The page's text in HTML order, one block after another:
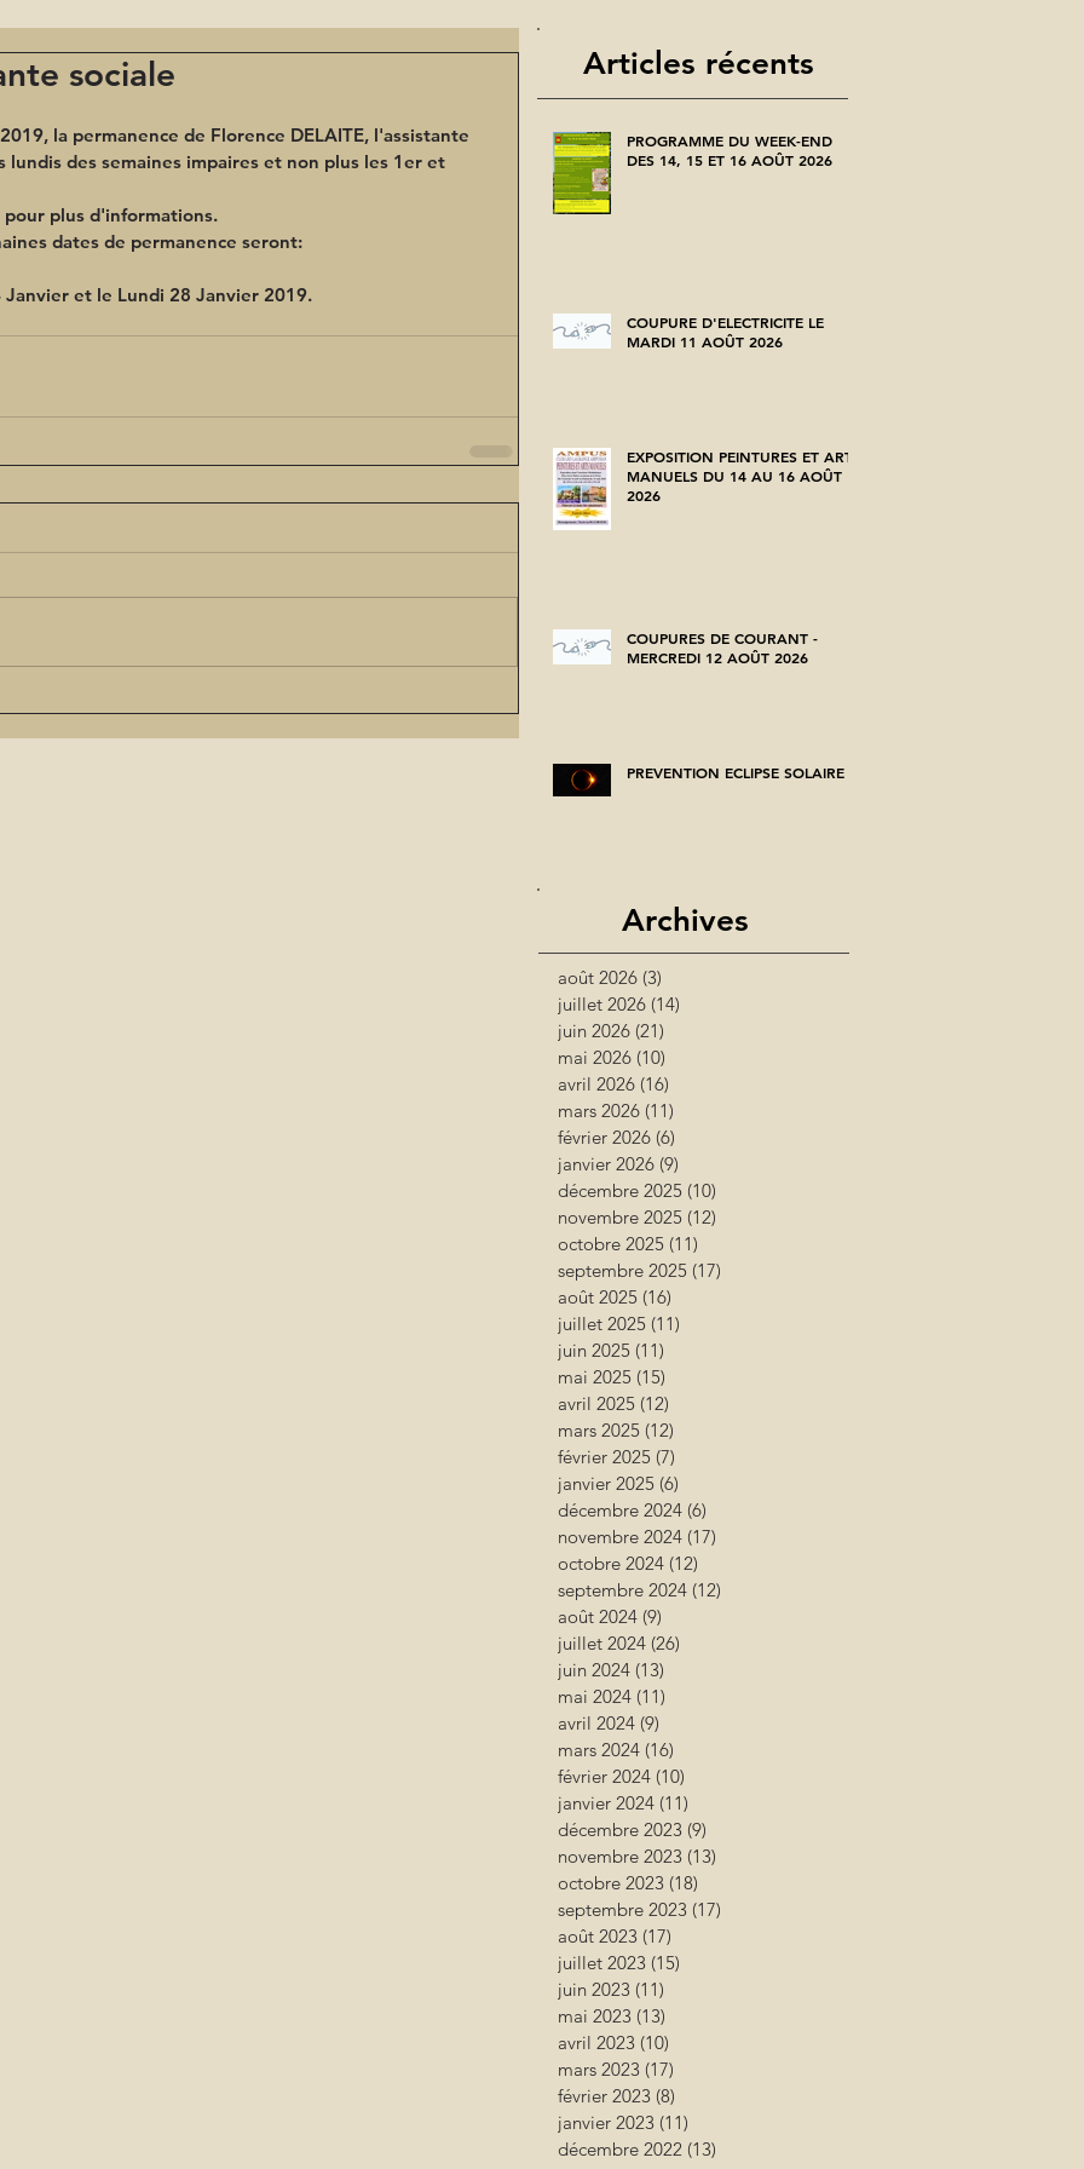
sociale
la permanence de Florence DELAITE, l'assistante
lundis des semaines impaires et non plus les 1er et
plus d'informations.
dates de permanence seront:
Janvier et le Lundi 28 Janvier 2019.
Articles récents
PROGRAMME DU WEEK-END
DES 14, 15 ET 16 AOÛT 2026
COUPURE D'ELECTRICITE LE
MARDI 11 AOÛT 2026
EXPOSITION PEINTURES ET ARTS
MANUELS DU 14 AU 16 AOÛT
2026
COUPURES DE COURANT -
MERCREDI 12 AOÛT 2026
PREVENTION ECLIPSE SOLAIRE
Archives
août 2026 (3)
juillet 2026 (14)
juin 2026 (21)
mai 2026 (10)
avril 2026 (16)
mars 2026 (11)
février 2026 (6)
janvier 2026 (9)
décembre 2025 (10)
novembre 2025 (12)
octobre 2025 (11)
septembre 2025 (17)
août 2025 (16)
juillet 2025 (11)
juin 2025 (11)
mai 2025 (15)
avril 2025 (12)
mars 2025 (12)
février 2025 (7)
janvier 2025 (6)
décembre 2024 (6)
novembre 2024 (17)
octobre 2024 (12)
septembre 2024 (12)
août 2024 (9)
juillet 2024 (26)
juin 2024 (13)
mai 2024 (11)
avril 2024 (9)
mars 2024 (16)
février 2024 (10)
janvier 2024 (11)
décembre 2023 (9)
novembre 2023 (13)
octobre 2023 (18)
septembre 2023 (17)
août 2023 (17)
juillet 2023 (15)
juin 2023 (11)
mai 2023 (13)
avril 2023 (10)
mars 2023 (17)
février 2023 (8)
janvier 2023 (11)
décembre 2022 (13)